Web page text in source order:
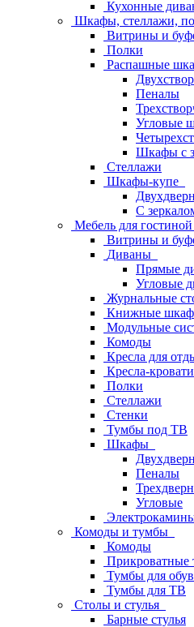
Кухонные
Шкафы, стеллажи,
Витрины и
Полки
Распашные
Пеналы
Угловые
Шкафы с
Стеллажи
Шкафы-купе
С
Мебель для гостиной
Витрины и
Диваны
Прямые
Угловые
Журнальные
Книжные
Модульные
Комоды
Кресла для
Кресла-кровати
Полки
Стеллажи
Стенки
Тумбы под ТВ
Шкафы
Пеналы
Угловые
Комоды и тумбы
Комоды
Прикроватные
Тумбы для
Тумбы для ТВ
Столы и стулья
Барные стулья